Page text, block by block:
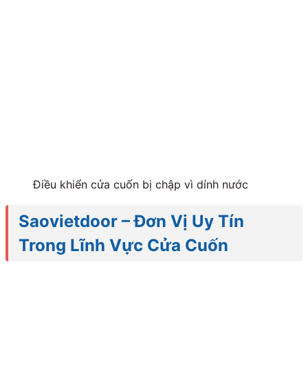
Điều khiển cửa cuốn bị chập vì dính nước
Saovietdoor – Đơn Vị Uy Tín
Trong Lĩnh Vực Cửa Cuốn